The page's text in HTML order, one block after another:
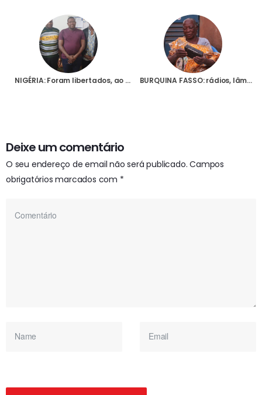
NIGÉRIA: Foram libertados, ao fim de 48 horas, os três seminaristas raptados na Diocese de Kafanchan BURQUINA FASSO: rádios, lâmpadas solares e dispositivos de memória com lições gravadas para 800 famílias de refugiados
Deixe um comentário
O seu endereço de email não será publicado. Campos
obrigatórios marcados com *